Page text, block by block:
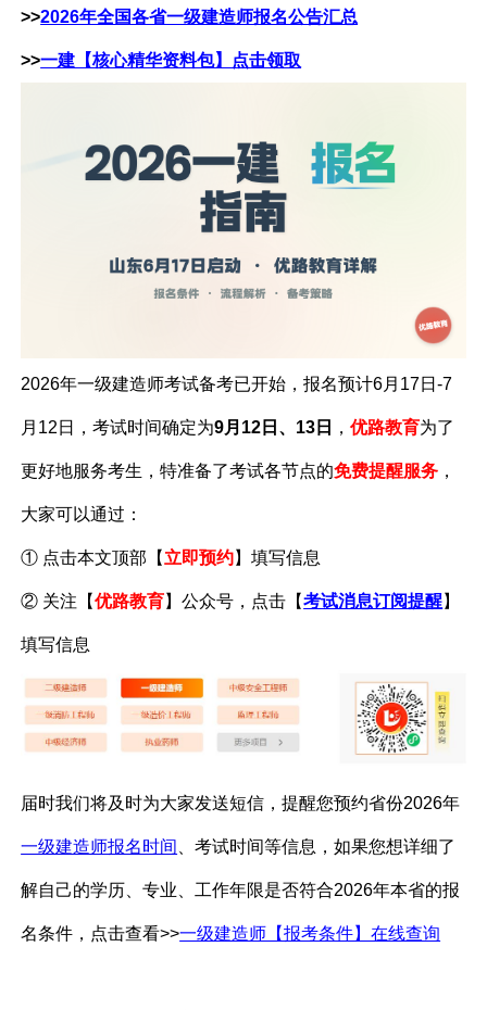
>>2026年全国各省一级建造师报名公告汇总
>>一建【核心精华资料包】点击领取
2026年一级建造师考试备考已开始，报名预计6月17日-7
月12日，考试时间确定为9月12日、13日 ，优路教育为了
更好地服务考生，特准备了考试各节点的免费提醒服务 ，
大家可以通过：
① 点击本文顶部【 立即预约】填写信息
② 关注【优路教育】公众号， 点击【考试消息订阅提醒】
填写信息
届时我们将及时为大家发送短信，提醒您预约省份2026年
一级建造师报名时间 、考试时间等信息，如果您想详细了
解自己的学历、专业、工作年限是否符合2026年本省的报
名条件，点击查看>>一级建造师【报考条件】在线查询